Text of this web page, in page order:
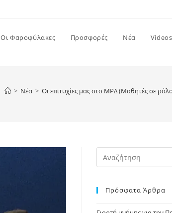
Οι Φαροφύλακες Προσφορές Νέα Videos
> Νέα > Οι επιτυχίες μας στο ΜΡΔ (Μαθητές σε
Πρόσφατα Άρθρα